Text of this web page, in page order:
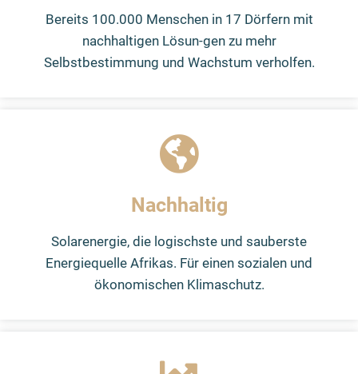
Bereits 100.000 Menschen in 17 Dörfern mit
nachhaltigen Lösun-gen zu mehr
Selbstbestimmung und Wachstum verholfen.
Nachhaltig
Solarenergie, die logischste und sauberste
Energiequelle Afrikas. Für einen sozialen und
ökonomischen Klimaschutz.